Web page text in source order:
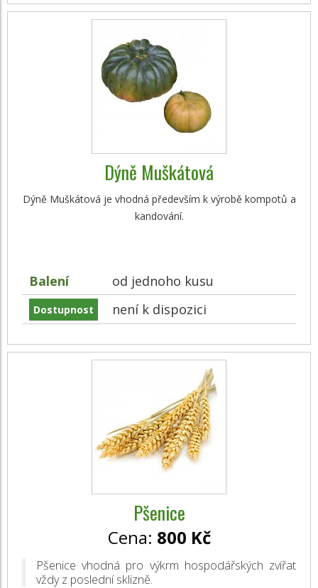
Dýně Muškátová
Dýně Muškátová je vhodná především k výrobě kompotů a
kandování.
Balení od jednoho kusu
Dostupnost není k dispozici
Pšenice
Cena: 800 Kč
Pšenice vhodná pro výkrm hospodářských zvířat
vždy z poslední sklizně.